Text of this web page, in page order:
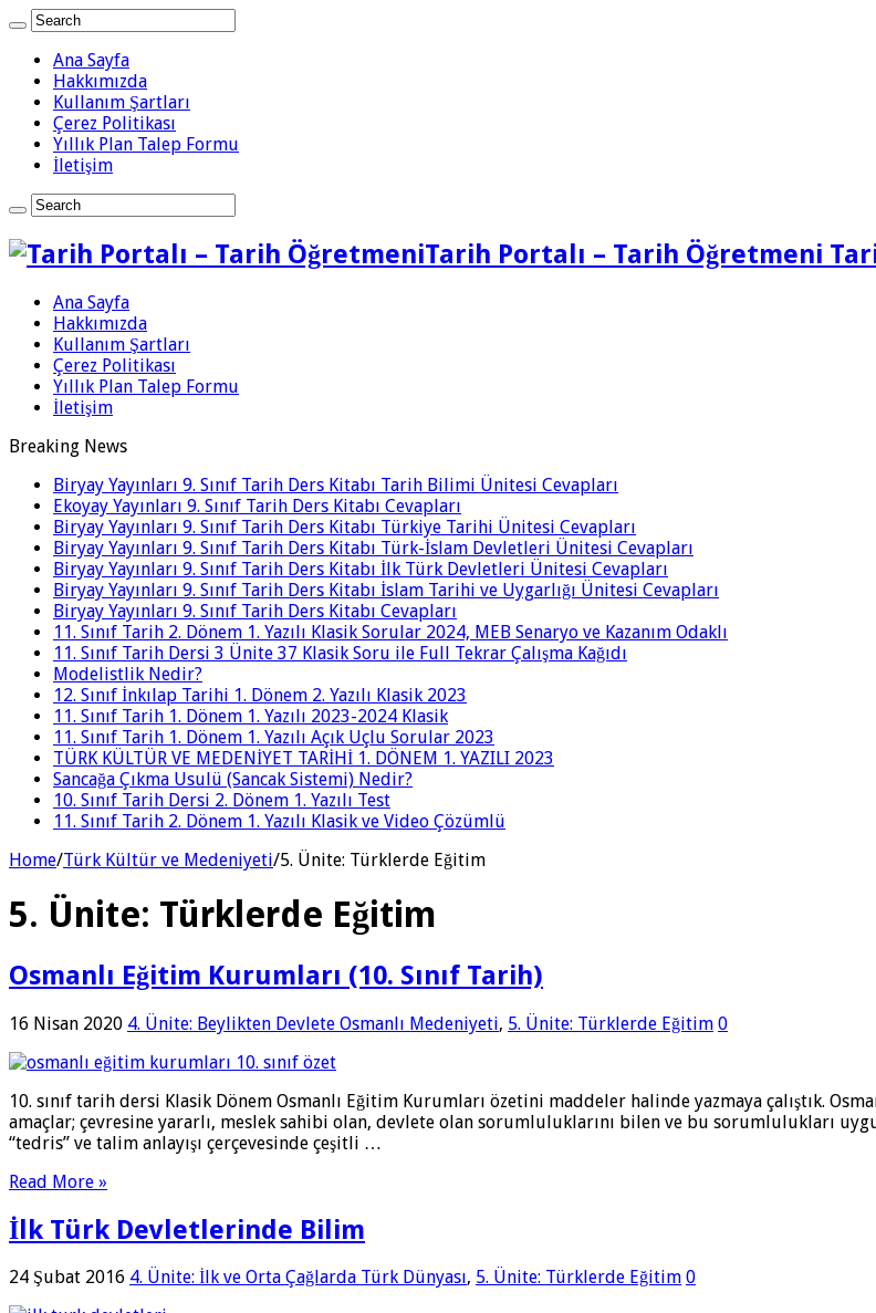
Ana Sayfa
Hakkımızda
Kullanım Şartları
Çerez Politikası
Yıllık Plan Talep Formu
İletişim
Tarih Portalı – Tarih Öğretmeni
Ana Sayfa
Hakkımızda
Kullanım Şartları
Çerez Politikası
Yıllık Plan Talep Formu
İletişim
Breaking News
Biryay Yayınları 9. Sınıf Tarih Ders Kitabı Tarih Bilimi Ünitesi Cevapları
Ekoyay Yayınları 9. Sınıf Tarih Ders Kitabı Cevapları
Biryay Yayınları 9. Sınıf Tarih Ders Kitabı Türkiye Tarihi Ünitesi Cevapları
Biryay Yayınları 9. Sınıf Tarih Ders Kitabı Türk-İslam Devletleri Ünitesi Cevapları
Biryay Yayınları 9. Sınıf Tarih Ders Kitabı İlk Türk Devletleri Ünitesi Cevapları
Biryay Yayınları 9. Sınıf Tarih Ders Kitabı İslam Tarihi ve Uygarlığı Ünitesi Cevapları
Biryay Yayınları 9. Sınıf Tarih Ders Kitabı Cevapları
11. Sınıf Tarih 2. Dönem 1. Yazılı Klasik Sorular 2024, MEB Senaryo ve Kazanım Odaklı
11. Sınıf Tarih Dersi 3 Ünite 37 Klasik Soru ile Full Tekrar Çalışma Kağıdı
Modelistlik Nedir?
12. Sınıf İnkılap Tarihi 1. Dönem 2. Yazılı Klasik 2023
11. Sınıf Tarih 1. Dönem 1. Yazılı 2023-2024 Klasik
11. Sınıf Tarih 1. Dönem 1. Yazılı Açık Uçlu Sorular 2023
TÜRK KÜLTÜR VE MEDENİYET TARİHİ 1. DÖNEM 1. YAZILI 2023
Sancağa Çıkma Usulü (Sancak Sistemi) Nedir?
10. Sınıf Tarih Dersi 2. Dönem 1. Yazılı Test
11. Sınıf Tarih 2. Dönem 1. Yazılı Klasik ve Video Çözümlü
Home/Türk Kültür ve Medeniyeti/5. Ünite: Türklerde Eğitim
5. Ünite: Türklerde Eğitim
Osmanlı Eğitim Kurumları (10. Sınıf Tarih)
16 Nisan 2020 4. Ünite: Beylikten Devlete Osmanlı Medeniyeti, 5. Ünite: Türklerde Eğitim 0
10. sınıf tarih dersi Klasik Dönem Osmanlı Eğitim Kurumları özetini maddeler halinde yazmaya çalıştık.
amaçlar; çevresine yararlı, meslek sahibi olan, devlete olan sorumluluklarını bilen ve bu sorumlulukları
“tedris” ve talim anlayışı çerçevesinde çeşitli …
Read More »
İlk Türk Devletlerinde Bilim
24 Şubat 2016 4. Ünite: İlk ve Orta Çağlarda Türk Dünyası, 5. Ünite: Türklerde Eğitim 0